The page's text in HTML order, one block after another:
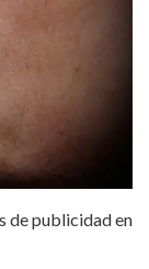
de publicidad en